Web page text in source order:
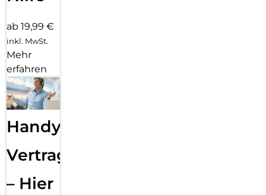
ab 19,99 €
inkl. MwSt.
Mehr
erfahren
Handy
Vertragsabwicklung
– Hier